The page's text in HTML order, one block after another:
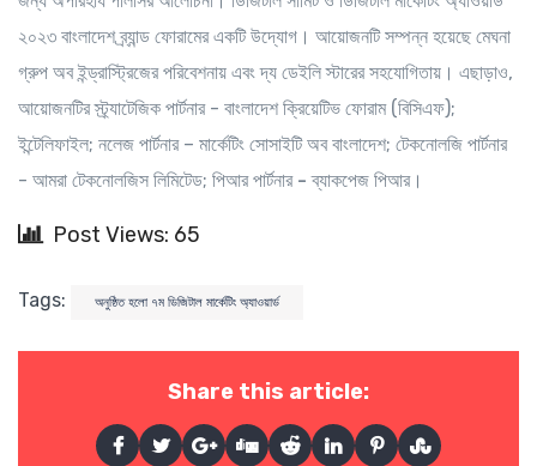
২০২৩ বাংলাদেশ ব্র্যান্ড ফোরামের একটি উদ্যোগ। আয়োজনটি সম্পন্ন হয়েছে মেঘনা
গ্রুপ অব ইন্ড্রাস্ট্রিজের পরিবেশনায় এবং দ্য ডেইলি স্টারের সহযোগিতায়। এছাড়াও,
আয়োজনটির স্ট্র্যাটেজিক পার্টনার - বাংলাদেশ ক্রিয়েটিভ ফোরাম (বিসিএফ);
ইন্টেলিফাইল; নলেজ পার্টনার – মার্কেটিং সোসাইটি অব বাংলাদেশ; টেকনোলজি পার্টনার
- আমরা টেকনোলজিস লিমিটেড; পিআরপার্টনার -ব্যাকপেজ পিআর।
Post Views: 65
Tags: অনুষ্ঠিত হলো ৭ম ডিজিটাল মার্কেটিং অ্যাওয়ার্ড
Share this article: